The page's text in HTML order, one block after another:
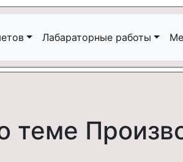
Лабараторные работы
теме